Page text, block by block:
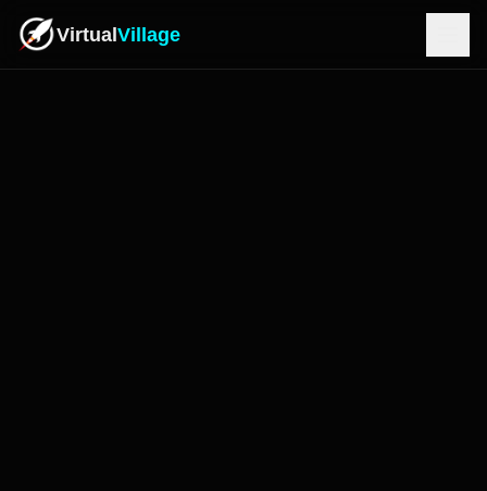
VirtualVillage